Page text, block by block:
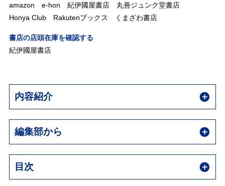
amazon
e-hon 紀伊國屋書店
丸善ジュンク堂書店
Honya Club
Rakutenブックス くまざわ書店
書店の店頭在庫を確認する
紀伊國屋書店
内容紹介
編集部から
目次